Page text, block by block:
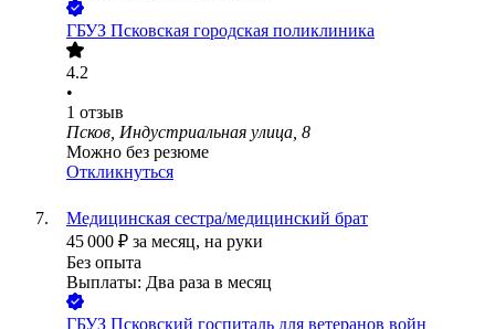
ГБУЗ Псковская городская поликлиника
4.2
•
1 отзыв
Псков, Индустриальная улица, 8
Можно без резюме
Откликнуться
Медицинская сестра/медицинский брат
45 000 ₽ за месяц, на руки
Без опыта
Выплаты: Два раза в месяц
ГБУЗ Псковский госпиталь для ветеранов войн